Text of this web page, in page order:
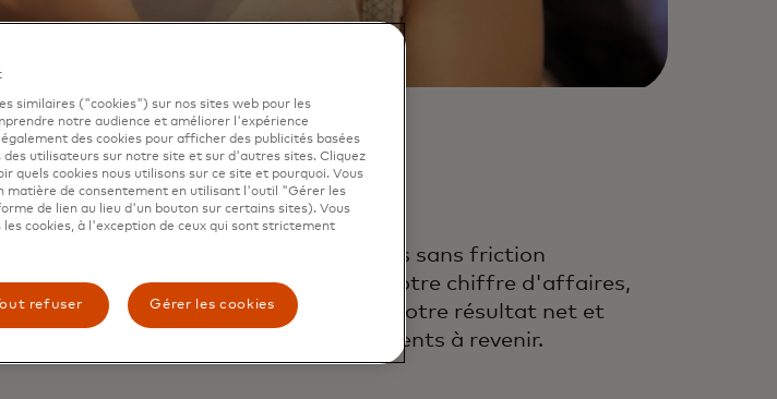
Les paiements sans friction
maximisent votre chiffre d'affaires,
augmentent votre résultat net et
incitent les clients à revenir.
similaires ("cookies") sur nos sites web pour les
notre audience et améliorer l'expérience
des cookies pour afficher des publicités basées
utilisateurs sur notre site et sur d'autres sites. Cliquez
quels cookies nous utilisons sur ce site et pourquoi. Vous
matière de consentement en utilisant l'outil "Gérer les
de lien au lieu d'un bouton sur certains sites). Vous
cookies, à l'exception de ceux qui sont strictement
refuser Gérer les cookies